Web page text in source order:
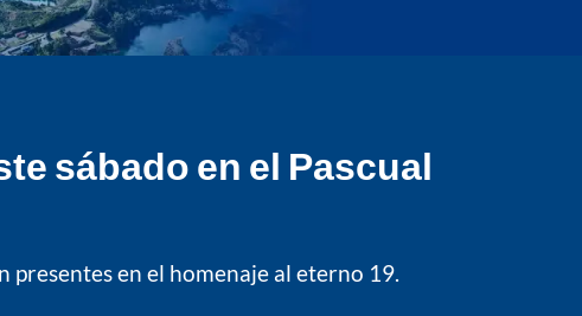
sábado en el Pascual
en el homenaje al eterno 19.